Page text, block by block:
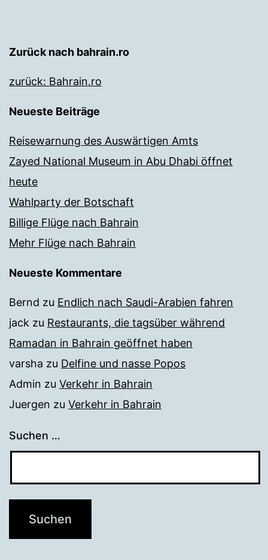
Zurück nach bahrain.ro
zurück: Bahrain.ro
Neueste Beiträge
Reisewarnung des Auswärtigen Amts
Zayed National Museum in Abu Dhabi öffnet
heute
Wahlparty der Botschaft
Billige Flüge nach Bahrain
Mehr Flüge nach Bahrain
Neueste Kommentare
Bernd zu Endlich nach Saudi-Arabien fahren
jack zu Restaurants, die tagsüber während
Ramadan in Bahrain geöffnet haben
varsha zu Delfine und nasse Popos
Admin zu Verkehr in Bahrain
Juergen zu Verkehr in Bahrain
Suchen …